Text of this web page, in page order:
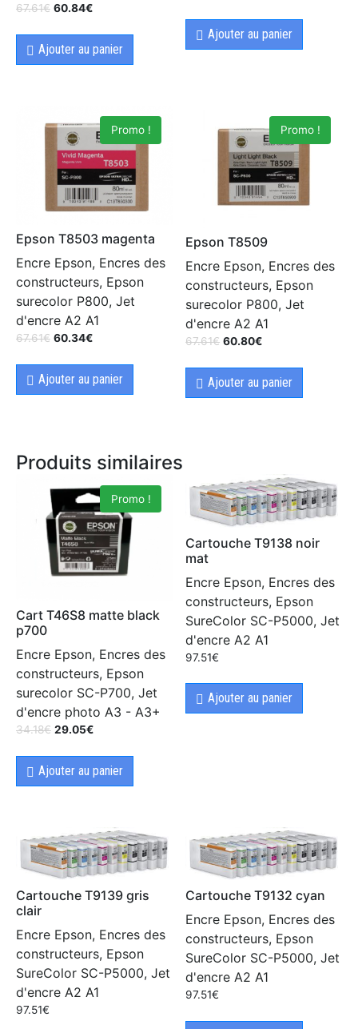
67.61€ 60.84€
Ajouter au panier
Ajouter au panier
Promo !
Epson T8503 magenta
Encre Epson, Encres des
constructeurs, Epson
surecolor P800, Jet
d'encre A2 A1
67.61€ 60.34€
Ajouter au panier
Promo !
Epson T8509
Encre Epson, Encres des
constructeurs, Epson
surecolor P800, Jet
d'encre A2 A1
67.61€ 60.80€
Ajouter au panier
Produits similaires
Promo !
Cart T46S8 matte black
p700
Encre Epson, Encres des
constructeurs, Epson
surecolor SC-P700, Jet
d'encre photo A3 - A3+
34.18€ 29.05€
Ajouter au panier
Cartouche T9138 noir
mat
Encre Epson, Encres des
constructeurs, Epson
SureColor SC-P5000, Jet
d'encre A2 A1
97.51€
Ajouter au panier
Cartouche T9139 gris
clair
Encre Epson, Encres des
constructeurs, Epson
SureColor SC-P5000, Jet
d'encre A2 A1
97.51€
Cartouche T9132 cyan
Encre Epson, Encres des
constructeurs, Epson
SureColor SC-P5000, Jet
d'encre A2 A1
97.51€